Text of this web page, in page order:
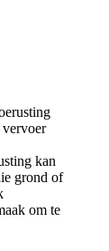
kan
grond of
om te